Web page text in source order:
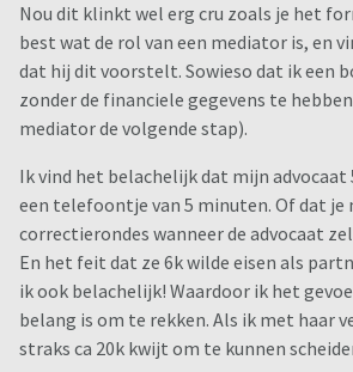
2 jaar (toevallig net de jaren waarin hij
kwam er op neer dat mijn ex me een
had gedaan en als ik niet akkoord ga
en gaan we alsnog naar de rechtbank! Ik
een hoekje gedreven.
De mediator geeft aan dat mijn ex een
en vindt dat als ik het niet aanvaard,
meer heeft!?! HIj beweert dat ik een
aardig van moet kunnen rondkomen. Dit
hebben gekeken naar mijn draagkracht
levenstandaard is achteruigegaan zoals
Nou dit klinkt wel erg cru zoals je het
best wat de rol van een mediator is, en
dat hij dit voorstelt. Sowieso dat ik een
zonder de financiele gegevens te
mediator de volgende stap).
Ik vind het belachelijk dat mijn advocaat
een telefoontje van 5 minuten. Of dat
correctierondes wanneer de advocaat
En het feit dat ze 6k wilde eisen als
ik ook belachelijk! Waardoor ik het
belang is om te rekken. Als ik met haar
straks ca 20k kwijt om te kunnen